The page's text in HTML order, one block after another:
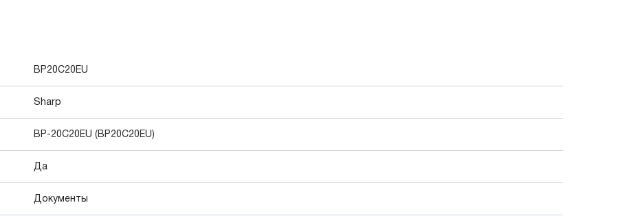
BP20C20EU
Sharp
BP-20C20EU (BP20C20EU)
Да
Документы